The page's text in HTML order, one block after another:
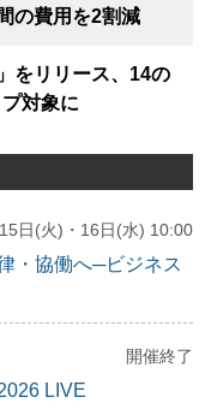
の費用を2割減
をリリース、14の
対象に
日(火)・16日(水) 10:00
・協働へ─ビジネス
開催終了
LIVE